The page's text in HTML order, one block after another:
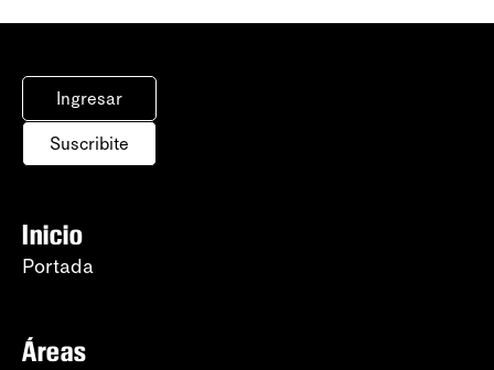
Ingresar
Suscribite
Inicio
Portada
Áreas